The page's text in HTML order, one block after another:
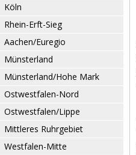
Köln
Rhein-Erft-Sieg
Aachen/Euregio
Münsterland
Münsterland/Hohe Mark
Ostwestfalen-Nord
Ostwestfalen/Lippe
Mittleres Ruhrgebiet
Westfalen-Mitte